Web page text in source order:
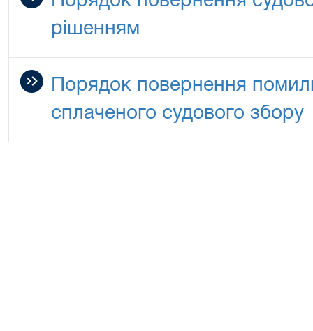
рішенням
Порядок повернення
сплаченого судового збору